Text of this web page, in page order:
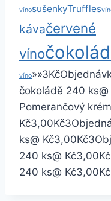
vínosušenkyTruffles
kávačervené
víno
víno»»3Kč
čokoládě 240 ks
Pomerančový krém
Kč3,00Kč3
ks@ Kč3,00Kč3
240 ks@ Kč3,00
240 ks@ Kč3,00